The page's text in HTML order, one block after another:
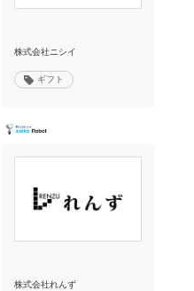
株式会社ニシイ
ギフト
株式会社れんず